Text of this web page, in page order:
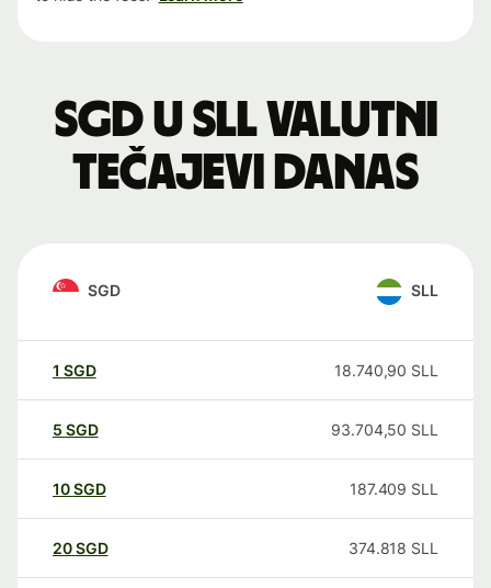
SGD u SLL valutni
tečajevi danas
SGD SLL
1 SGD 18.740,90 SLL
5 SGD 93.704,50 SLL
10SGD 187.409 SLL
20SGD 374.818 SLL